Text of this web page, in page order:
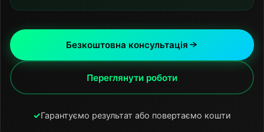
Безкоштовна консультація
Переглянути роботи
✓Гарантуємо результат або повертаємо кошти